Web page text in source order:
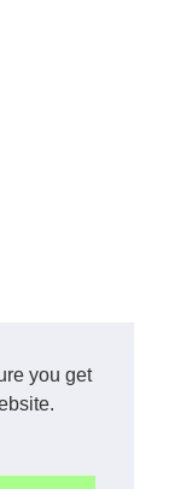
you get